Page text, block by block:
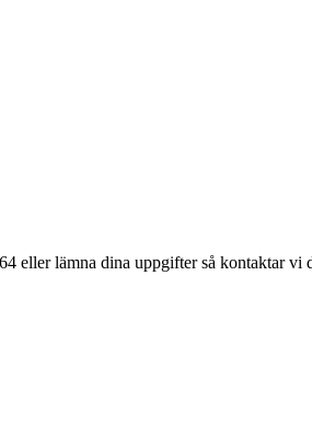
eller lämna dina uppgifter så kontaktar vi